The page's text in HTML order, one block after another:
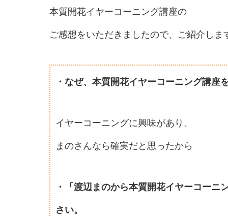
本質開花イヤーコーニング講座の
ご感想をいただきましたので、ご紹介しま
・なぜ、本質開花イヤーコーニング講座
イヤーコーニングに興味があり、
まのさんなら確実だと思ったから
・「渡辺まのから本質開花イヤーコー
さい。